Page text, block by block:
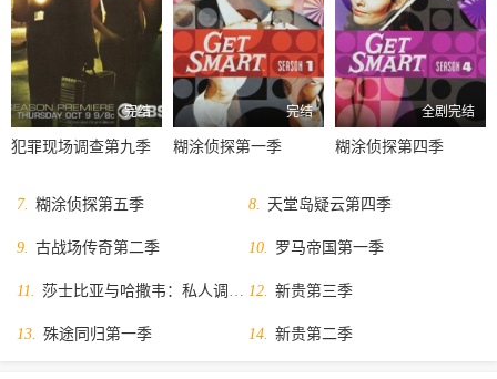
完结
犯罪现场调查第九季
完结
糊涂侦探第一季
全剧完结
糊涂侦探第四季
7. 糊涂侦探第五季 8. 天堂岛疑云第四季
9. 古战场传奇第二季 10. 罗马帝国第一季
11. 莎士比亚与哈撒韦：私人调查员第一季 12. 新贵第三季
13. 殊途同归第一季 14. 新贵第二季